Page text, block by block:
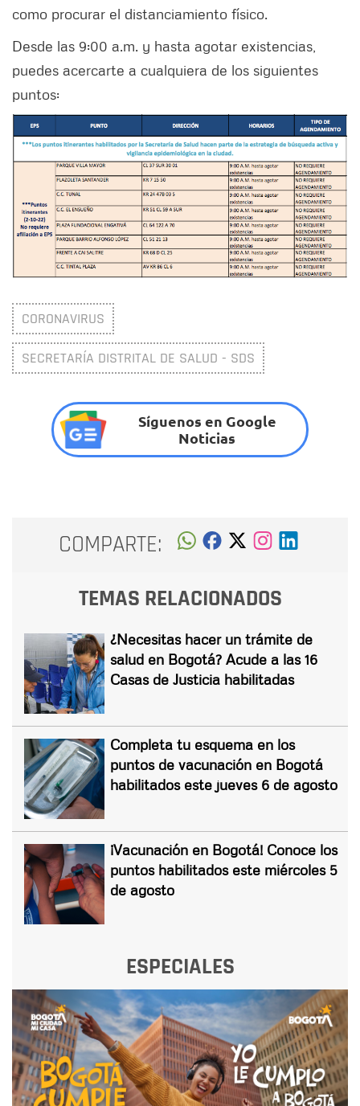
como procurar el distanciamiento físico.
Desde las 9:00 a.m. y hasta agotar existencias,
puedes acercarte a cualquiera de los siguientes
puntos:
CORONAVIRUS
SECRETARÍA DISTRITAL DE SALUD - SDS
Síguenos en Google
Noticias
COMPARTE:
TEMAS RELACIONADOS
¿Necesitas hacer un trámite de
salud en Bogotá? Acude a las 16
Casas de Justicia habilitadas
Completa tu esquema en los
puntos de vacunación en Bogotá
habilitados este jueves 6 de agosto
¡Vacunación en Bogotá! Conoce los
puntos habilitados este miércoles 5
de agosto
ESPECIALES